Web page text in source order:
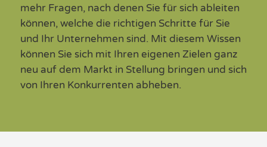
mehr Fragen, nach denen Sie für sich ableiten
können, welche die richtigen Schritte für Sie
und Ihr Unternehmen sind. Mit diesem Wissen
können Sie sich mit Ihren eigenen Zielen ganz
neu auf dem Markt in Stellung bringen und sich
von Ihren Konkurrenten abheben.